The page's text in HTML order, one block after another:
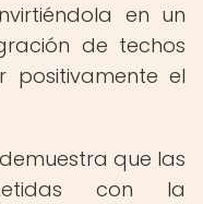
en un
de techos
positivamente el
que las
con la